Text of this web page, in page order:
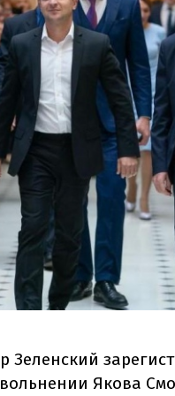
Зеленский
Якова